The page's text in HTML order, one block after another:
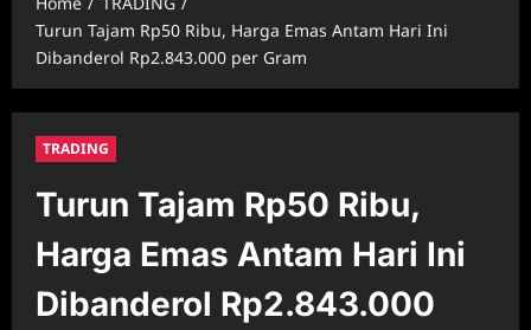
Turun Tajam Rp50 Ribu, Harga Emas Antam Hari Ini
Dibanderol Rp2.843.000 per Gram
TRADING
Turun Tajam Rp50 Ribu,
Harga Emas Antam Hari Ini
Dibanderol Rp2.843.000